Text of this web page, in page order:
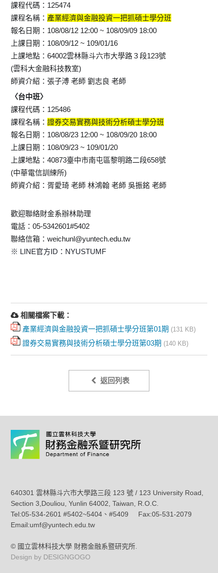
課程代碼：125474
課程名稱： 產業經濟與金融投資一把抓碩士學分班
報名日期：108/08/12 12:00 ~ 108/09/09 18:00
上課日期：108/09/12 ~ 109/01/16
上課地點：64002雲林縣斗六市大學路３段123號
(雲科大金融科技教室)
師資介紹：張子溥 老師 劉志良 老師
〈台中班〉
課程代碼：125486
課程名稱：證券交易實務與技術分析碩士學分班
報名日期：108/08/23 12:00 ~ 108/09/20 18:00
上課日期：108/09/23 ~ 109/01/20
上課地點：40873臺中市南屯區黎明路二段658號
(中華電信訓練所)
師資介紹：胥愛琦 老師 林鴻翰 老師 吳振銘 老師
歡迎聯絡財金系辦林助理
電話：05-5342601#5402
聯絡信箱：weichunl@yuntech.edu.tw
※ LINE官方ID：NYUSTUMF
相關檔案下載：
產業經濟與金融投資一把抓碩士學分班第01期 (131 KB)
證券交易實務與技術分析碩士學分班第03期 (140 KB)
返回列表
640301 雲林縣斗六市大學路三段 123 號 / 123 University Road,
Section 3,Douliou, Yunlin 64002, Taiwan, R.O.C.
Tel:05-534-2601 #5402~5404、#5409 Fax:05-531-2079
Email:umf@yuntech.edu.tw
© 國立雲林科技大學 財務金融系暨研究所.
Design by DESIGNGOGO